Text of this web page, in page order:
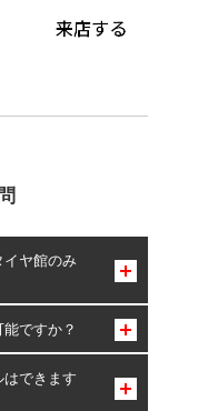
イヤ館のみ
ます。
ですか？
。
り、同時にご予約が
できます